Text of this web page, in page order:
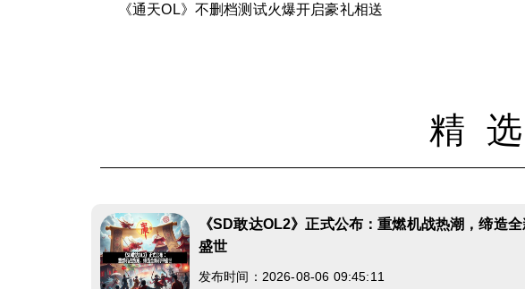
《通天OL》不删档测试火爆开启豪礼相送
精
《SD敢达OL2》正式公布：重燃机战热潮，缔造全
盛世
发布时间：2026-08-06 09:45:11